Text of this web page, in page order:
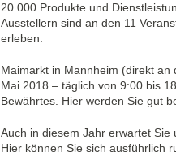
20.000 Produkte und
Ausstellern sind an den 11
erleben.
Maimarkt in Mannheim (direkt an
Mai 2018 – täglich von 9:00 bis
Bewährtes. Hier werden Sie gut
Auch in diesem Jahr erwartet Sie
Hier können Sie sich ausführlich